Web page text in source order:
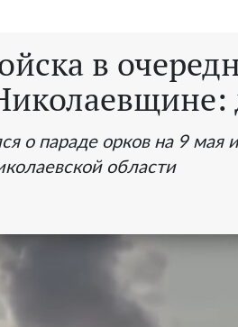
в
о параде орков на 9 мая
области